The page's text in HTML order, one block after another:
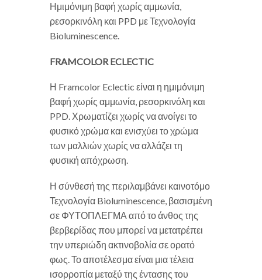
Ημιμόνιμη βαφή χωρίς αμμωνία,
ρεσορκινόλη και PPD με Τεχνολογία
Bioluminescence.
FRAMCOLOR ECLECTIC
Η Framcolor Eclectic είναι η ημιμόνιμη
βαφή χωρίς αμμωνία, ρεσορκινόλη και
PPD. Χρωματίζει χωρίς να ανοίγει το
φυσικό χρώμα και ενισχύει το χρώμα
των μαλλιών χωρίς να αλλάζει τη
φυσική απόχρωση.
Η σύνθεσή της περιλαμβάνει καινοτόμο
Τεχνολογία Bioluminescence, βασισμένη
σε ΦΥΤΟΠΛΕΓΜΑ από το άνθος της
βερβερίδας που μπορεί να μετατρέπει
την υπεριώδη ακτινοβολία σε ορατό
φως. Το αποτέλεσμα είναι μια τέλεια
ισορροπία μεταξύ της έντασης του